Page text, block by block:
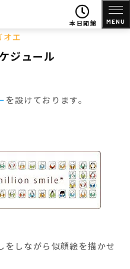
本日開館 MENU
オエ
ジュール
を設けております。
をしながら似顔絵を描かせ